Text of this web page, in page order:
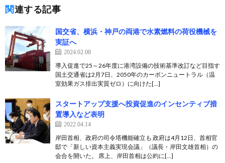
関連する記事
国交省、横浜・神戸の両港で水素燃料の荷役機械を
実証へ
2024.02.08
導入促進で25～26年度に港湾設備の技術基準改訂など目指す
国土交通省は2月7日、2050年のカーボンニュートラル（温
室効果ガス排出実質ゼロ）に向けた[…]
スタートアップ支援へ投資促進のインセンティブ措
置導入など表明
2022.04.14
岸田首相、政府の司令塔機能確立も 政府は4月12日、首相官
邸で「新しい資本主義実現会議」（議長・岸田文雄首相）の
会合を開いた。 席上、岸田首相は公約に[…]